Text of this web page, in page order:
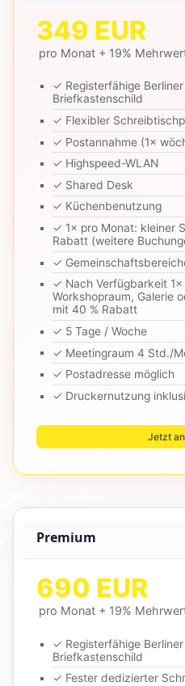
349 EUR
pro Monat + 19%
✓ Registerfähige
Briefkastenschild
✓ Flexibler
✓ Postannahme (1×
✓ Highspeed-WLAN
✓ Shared Desk
✓ Küchenbenutzung
✓ 1× pro Monat: kleiner
Rabatt (weitere
✓
✓ Nach Verfügbarkeit
Workshopraum, Galerie
mit 40 % Rabatt
✓ 5 Tage / Woche
✓ Meetingraum 4 Std./
✓ Postadresse möglich
✓ Druckernutzung
Jetzt
Premium
690 EUR
pro Monat + 19%
✓ Registerfähige
Briefkastenschild
✓ Fester dedizierter